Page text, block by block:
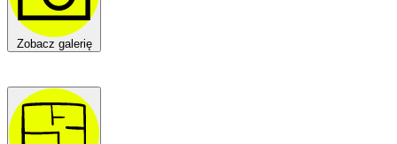
Zobacz galerię